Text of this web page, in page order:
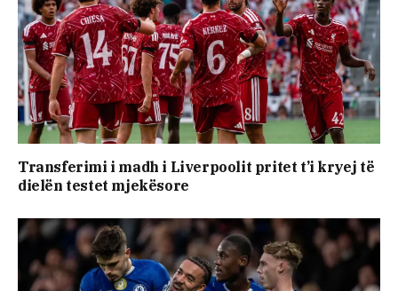
Transferimi i madh i Liverpoolit pritet t’i kryej të
dielën testet mjekësore